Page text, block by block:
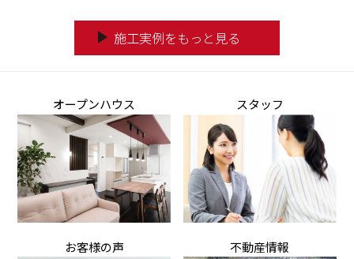
オープンハウス スタッフ
お客様の声 不動産情報